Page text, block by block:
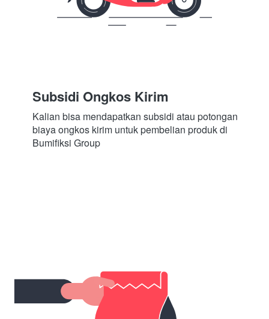
Subsidi Ongkos Kirim
Kalian bisa mendapatkan subsidi atau potongan
biaya ongkos kirim untuk pembelian produk di
Bumifiksi Group